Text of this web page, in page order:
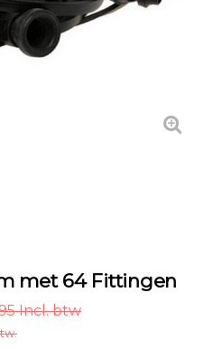
met 64 Fittingen
Incl. btw